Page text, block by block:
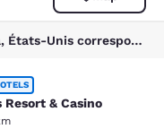
5 hôtels près de Henderson, Nevada, États-Unis correspondent à vos filtres
& Casino
Resort & Casino